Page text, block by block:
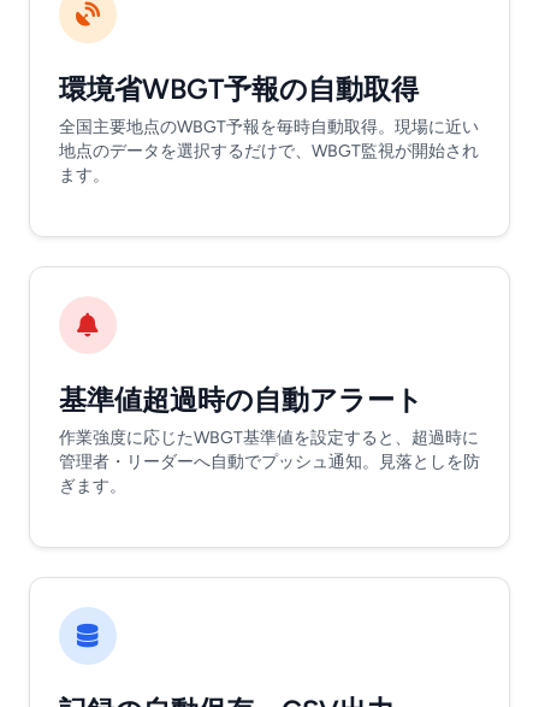
環境省WBGT予報の自動取得
全国主要地点のWBGT予報を毎時自動取得。現場に近い
地点のデータを選択するだけで、WBGT監視が開始され
ます。
基準値超過時の自動アラート
作業強度に応じたWBGT基準値を設定すると、超過時に
管理者・リーダーへ自動でプッシュ通知。見落としを防
ぎます。